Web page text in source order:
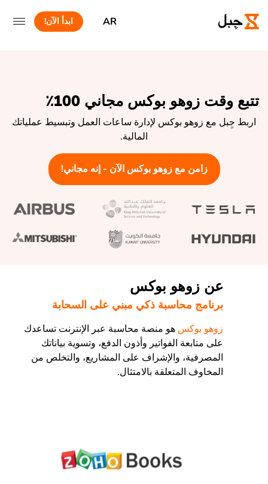
AR ابدأ الآن!
تتبع وقت زوهو بوكس مجاني 100٪
اربط جِبل مع زوهو بوكس لإدارة ساعات العمل وتبسيط عملياتك
المالية.
زامن مع زوهو بوكس الآن - إنه مجاني!
عن زوهو بوكس
برنامج محاسبة ذكي مبني على السحابة
زوهو بوكس هو منصة محاسبة عبر الإنترنت تساعدك
على متابعة الفواتير وأذون الدفع، وتسوية بياناتك
المصرفية، والإشراف على المشاريع، والتخلص من
المخاوف المتعلقة بالامتثال.